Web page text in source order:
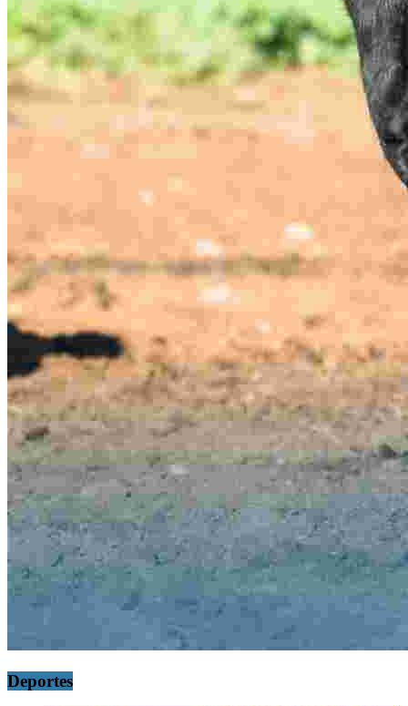
Deportes